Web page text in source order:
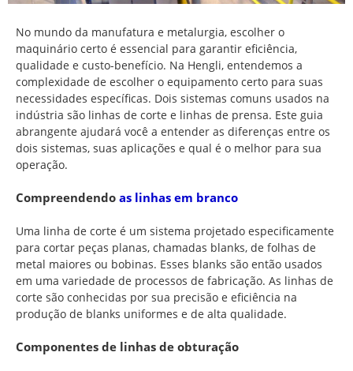
No mundo da manufatura e metalurgia, escolher o
maquinário certo é essencial para garantir eficiência,
qualidade e custo-benefício. Na Hengli, entendemos a
complexidade de escolher o equipamento certo para suas
necessidades específicas. Dois sistemas comuns usados na
indústria são linhas de corte e linhas de prensa. Este guia
abrangente ajudará você a entender as diferenças entre os
dois sistemas, suas aplicações e qual é o melhor para sua
operação.
Compreendendo as linhas em branco
Uma linha de corte é um sistema projetado especificamente
para cortar peças planas, chamadas blanks, de folhas de
metal maiores ou bobinas. Esses blanks são então usados
em uma variedade de processos de fabricação. As linhas de
corte são conhecidas por sua precisão e eficiência na
produção de blanks uniformes e de alta qualidade.
Componentes de linhas de obturação